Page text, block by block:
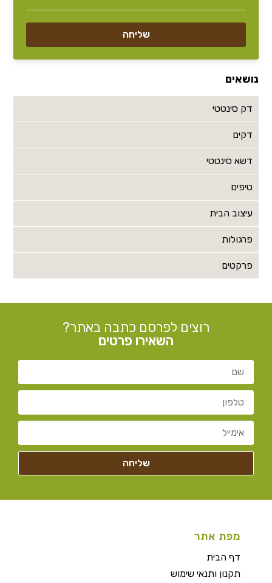
נושאים
דק סינטטי
דקים
דשא סינטטי
טיפים
עיצוב הבית
פרגולות
פרקטים
רוצים לפרסם כתבה באתר?
השאירו פרטים
מפת אתר
דף הבית
תקנון ותנאי שימוש